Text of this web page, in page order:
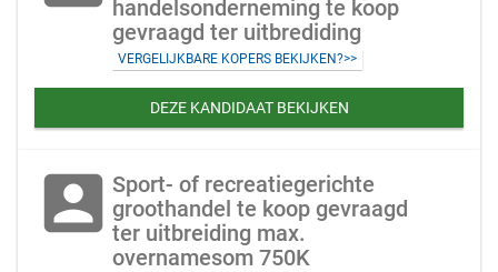
handelsonderneming te koop
gevraagd ter uitbrediding
VERGELIJKBARE KOPERS BEKIJKEN?>>
DEZE KANDIDAAT BEKIJKEN
account_box Sport- of recreatiegerichte
groothandel te koop gevraagd
ter uitbreiding max.
overnamesom 750K